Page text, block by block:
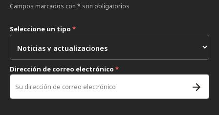
Campos marcados con * son obligatorios
Seleccione un tipo *
Dirección de correo electrónico *